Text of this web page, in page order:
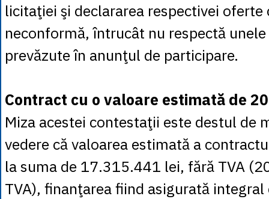
licitaţiei şi declararea respectivei oferte
neconformă, întrucât nu respectă
prevăzute în anunţul de participare.
Contract cu o valoare estimată de
Miza acestei contestaţii este destul de
vedere că valoarea estimată a
la suma de 17.315.441 lei, fără TVA
TVA), finanţarea fiind asigurată